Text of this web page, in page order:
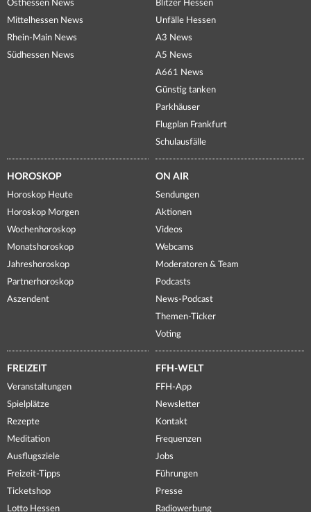
Osthessen News
Mittelhessen News
Rhein-Main News
Südhessen News
Blitzer Hessen
Unfälle Hessen
A3 News
A5 News
A661 News
Günstig tanken
Parkhäuser
Flugplan Frankfurt
Schulausfälle
HOROSKOP
Horoskop Heute
Horoskop Morgen
Wochenhoroskop
Monatshoroskop
Jahreshoroskop
Partnerhoroskop
Aszendent
ON AIR
Sendungen
Aktionen
Videos
Webcams
Moderatoren & Team
Podcasts
News-Podcast
Themen-Ticker
Voting
FREIZEIT
Veranstaltungen
Spielplätze
Rezepte
Meditation
Ausflugsziele
Freizeit-Tipps
Ticketshop
Lotto Hessen
FFH-WELT
FFH-App
Newsletter
Kontakt
Frequenzen
Jobs
Führungen
Presse
Radiowerbung